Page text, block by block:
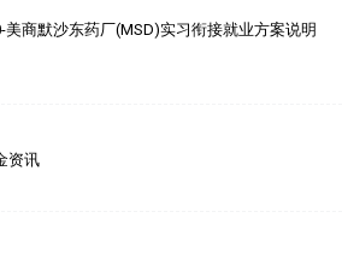
美商默沙东药厂(MSD)实习衔接就业方案说明
资讯